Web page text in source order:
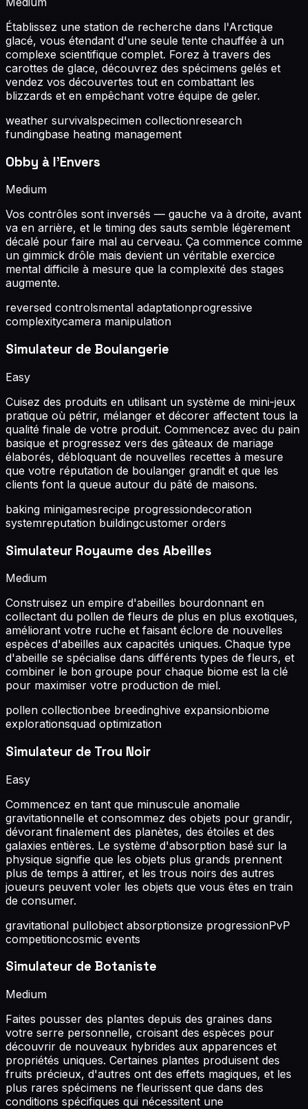
Établissez une station de recherche dans l'Arctique
glacé, vous étendant d'une seule tente chauffée à un
complexe scientifique complet. Forez à travers des
carottes de glace, découvrez des spécimens gelés et
vendez vos découvertes tout en combattant les
blizzards et en empêchant votre équipe de geler.
weather survivalspecimen collectionresearch
fundingbase heating management
Obby à l'Envers
Medium
Vos contrôles sont inversés — gauche va à droite, avant
va en arrière, et le timing des sauts semble légèrement
décalé pour faire mal au cerveau. Ça commence comme
un gimmick drôle mais devient un véritable exercice
mental difficile à mesure que la complexité des stages
augmente.
reversed controlsmental adaptationprogressive
complexitycamera manipulation
Simulateur de Boulangerie
Easy
Cuisez des produits en utilisant un système de mini-jeux
pratique où pétrir, mélanger et décorer affectent tous la
qualité finale de votre produit. Commencez avec du pain
basique et progressez vers des gâteaux de mariage
élaborés, débloquant de nouvelles recettes à mesure
que votre réputation de boulanger grandit et que les
clients font la queue autour du pâté de maisons.
baking minigamesrecipe progressiondecoration
systemreputation buildingcustomer orders
Simulateur Royaume des Abeilles
Medium
Construisez un empire d'abeilles bourdonnant en
collectant du pollen de fleurs de plus en plus exotiques,
améliorant votre ruche et faisant éclore de nouvelles
espèces d'abeilles aux capacités uniques. Chaque type
d'abeille se spécialise dans différents types de fleurs, et
combiner le bon groupe pour chaque biome est la clé
pour maximiser votre production de miel.
pollen collectionbee breedinghive expansionbiome
explorationsquad optimization
Simulateur de Trou Noir
Easy
Commencez en tant que minuscule anomalie
gravitationnelle et consommez des objets pour grandir,
dévorant finalement des planètes, des étoiles et des
galaxies entières. Le système d'absorption basé sur la
physique signifie que les objets plus grands prennent
plus de temps à attirer, et les trous noirs des autres
joueurs peuvent voler les objets que vous êtes en train
de consumer.
gravitational pullobject absorptionsize progressionPvP
competitioncosmic events
Simulateur de Botaniste
Medium
Faites pousser des plantes depuis des graines dans
votre serre personnelle, croisant des espèces pour
découvrir de nouveaux hybrides aux apparences et
propriétés uniques. Certaines plantes produisent des
fruits précieux, d'autres ont des effets magiques, et les
plus rares spécimens ne fleurissent que dans des
conditions spécifiques qui nécessitent une